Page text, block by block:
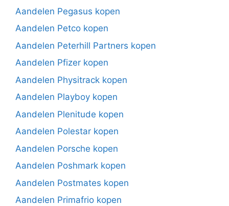
Aandelen Pegasus kopen
Aandelen Petco kopen
Aandelen Peterhill Partners kopen
Aandelen Pfizer kopen
Aandelen Physitrack kopen
Aandelen Playboy kopen
Aandelen Plenitude kopen
Aandelen Polestar kopen
Aandelen Porsche kopen
Aandelen Poshmark kopen
Aandelen Postmates kopen
Aandelen Primafrio kopen